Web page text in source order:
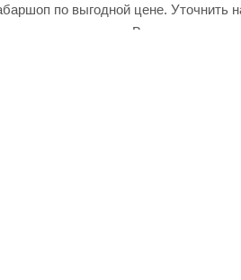
по выгодной цене. Уточнить
и выгодные цены. Весы